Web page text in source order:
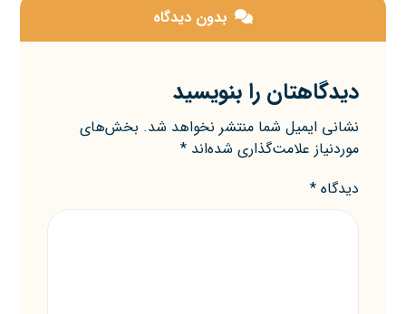
بدون دیدگاه
دیدگاهتان را بنویسید
نشانی ایمیل شما منتشر نخواهد شد. بخش‌های
موردنیاز علامت‌گذاری شده‌اند*
دیدگاه*